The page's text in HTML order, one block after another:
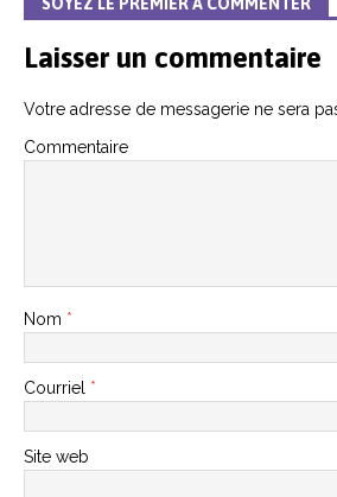
SOYEZ LE PREMIER À COMMENTER
Laisser un commentaire
Votre adresse de messagerie ne sera
Commentaire
Nom *
Courriel *
Site web